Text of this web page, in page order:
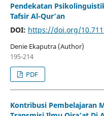
Pendekatan
Tafsir Al-Qur’an
DOI: https://doi.org/
Denie Ekaputra (Author)
195-214
PDF
Kontribusi Pembelajaran